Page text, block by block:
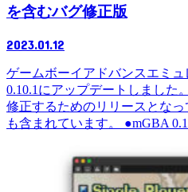
を含むバグ修正版
2023.01.12
ゲームボーイアドバンスエミュ
0.10.1にアップデートしました
修正するためのリリースとな
も含まれています。 ●mGBA